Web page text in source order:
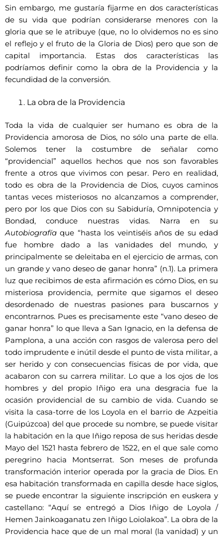
Sin embargo, me gustaría fijarme en dos características
de su vida que podrían considerarse menores con la
gloria que se le atribuye (que, no lo olvidemos no es sino
el reflejo y el fruto de la Gloria de Dios) pero que son de
capital importancia. Estas dos características las
podríamos definir como la obra de la Providencia y la
fecundidad de la conversión.
La obra de la Providencia
Toda la vida de cualquier ser humano es obra de la
Providencia amorosa de Dios, no sólo una parte de ella.
Solemos tener la costumbre de señalar como
“providencial” aquellos hechos que nos son favorables
frente a otros que vivimos con pesar. Pero en realidad,
todo es obra de la Providencia de Dios, cuyos caminos
tantas veces misteriosos no alcanzamos a comprender,
pero por los que Dios con su Sabiduría, Omnipotencia y
Bondad, conduce nuestras vidas. Narra en su
Autobiografíaque “hasta los veintiséis años de su edad
fue hombre dado a las vanidades del mundo, y
principalmente se deleitaba en el ejercicio de armas, con
un grande y vano deseo de ganar honra” (n.1). La primera
luz que recibimos de esta afirmación es cómo Dios, en su
misteriosa providencia, permite que sigamos el deseo
desordenado de nuestras pasiones para buscarnos y
encontrarnos. Pues es precisamente este “vano deseo de
ganar honra” lo que lleva a San Ignacio, en la defensa de
Pamplona, a una acción con rasgos de valerosa pero del
todo imprudente e inútil desde el punto de vista militar, a
ser herido y con consecuencias físicas de por vida, que
acabaron con su carrera militar. Lo que a los ojos de los
hombres y del propio Iñigo era una desgracia fue la
ocasión providencial de su cambio de vida. Cuando se
visita la casa-torre de los Loyola en el barrio de Azpeitia
(Guipúzcoa) del que procede su nombre, se puede visitar
la habitación en la que Iñigo reposa de sus heridas desde
Mayo del 1521 hasta febrero de 1522, en el que sale como
peregrino hacia Montserrat. Son meses de profunda
transformación interior operada por la gracia de Dios. En
esa habitación transformada en capilla desde hace siglos,
se puede encontrar la siguiente inscripción en euskera y
castellano: “Aquí se entregó a Dios Iñigo de Loyola /
Hemen Jainkoaganatu zen Iñigo Loiolakoa”. La obra de la
Providencia hace que de un mal moral (la vanidad) y un